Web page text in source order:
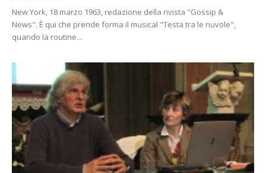
New York, 18 marzo 1963, redazione della rivista "Gossip &
News". È qui che prende forma il musical "Testa tra le nuvole",
quando la routine...